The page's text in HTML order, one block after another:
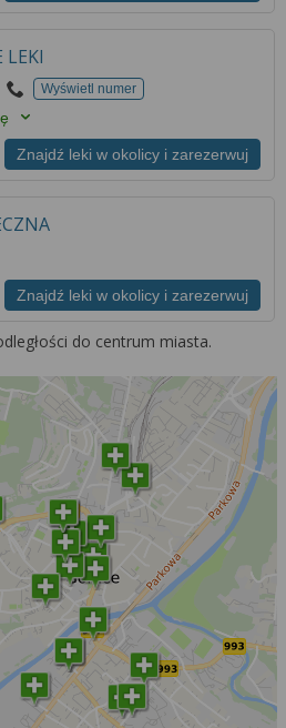
LEKI
Wyświetl numer
Znajdź leki w okolicy i zarezerwuj
Znajdź leki w okolicy i zarezerwuj
do centrum miasta.